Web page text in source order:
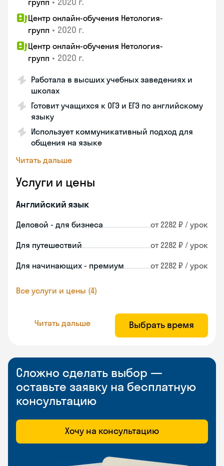
групп
Центр онлайн-обучения Нетология-
групп • 2020 г.
Центр онлайн-обучения Нетология-
групп • 2020 г.
Работала в высших учебных заведениях и
школах
Готовит учащихся к ОГЭ и ЕГЭ по английскому
языку
Использует коммуникативный подход для
общения на языке
Читать дальше
Услуги и цены
Английский язык
Деловой - для бизнеса от 2282 ₽ / урок
Для путешествий от 2282 ₽ / урок
Для начинающих - премиум от 2282 ₽ / урок
Все услуги и цены (4)
Читать дальше Выбрать время
Сложно сделать выбор —
оставьте заявку на бесплатную
консультацию
Хочу на консультацию